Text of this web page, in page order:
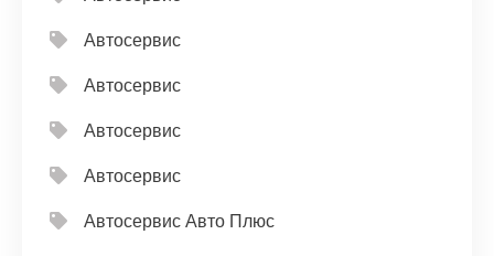
Автосервис
Автосервис
Автосервис
Автосервис
Автосервис Авто Плюс